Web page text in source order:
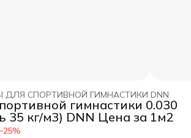
ДЛЯ СПОРТИВНОЙ ГИМНАСТИКИ DNN
гимнастики 0.030
35 кг/м3) DNN Цена за 1м2
25%